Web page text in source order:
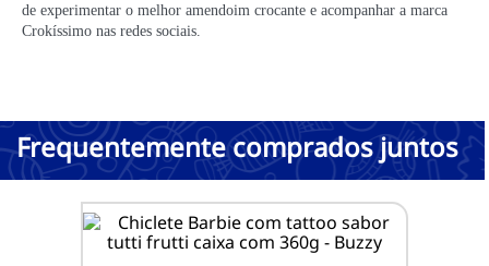
de experimentar o melhor amendoim crocante e acompanhar a marca
Crokíssimo nas redes sociais.
Frequentemente comprados juntos